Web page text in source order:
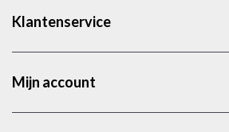
Klantenservice
Mijn account